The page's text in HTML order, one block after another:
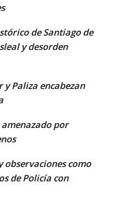
de Santiago de
y desorden
y Paliza encabezan
por
observaciones como
de Policía con